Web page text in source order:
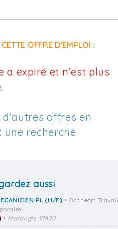
OFFRE D'EMPLOI :
a expiré et n'est plus
d'autres offres en
recherche.
aussi
PL (H/F) • Connectt Travail
• Morangis 91420